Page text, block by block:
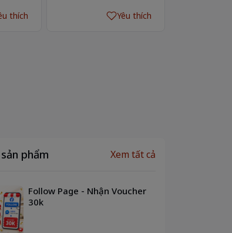
thích
Yêu thích
phẩm Xem tất cả
Follow Page - Nhận Voucher
30k